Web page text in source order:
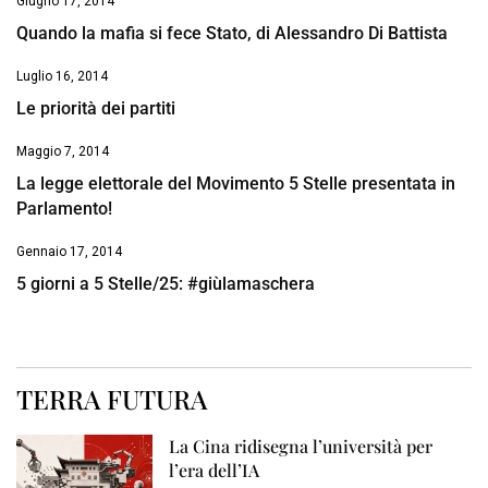
Quando la mafia si fece Stato, di Alessandro Di Battista
Luglio 16, 2014
Le priorità dei partiti
Maggio 7, 2014
La legge elettorale del Movimento 5 Stelle presentata in
Parlamento!
Gennaio 17, 2014
5 giorni a 5 Stelle/25: #giùlamaschera
TERRA FUTURA
La Cina ridisegna l’università per
l’era dell’IA